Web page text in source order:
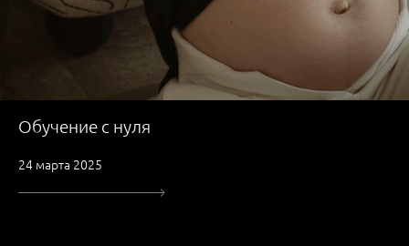
Обучение с нуля
24 марта 2025